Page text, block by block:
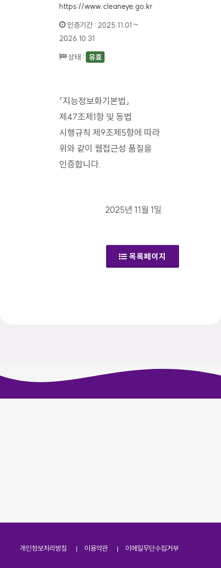
https://www.cleaneye.go.kr
인증기간 : 2025.11.01 ~
2026.10.31
상태 : 유효
「지능정보화기본법」
제47조제1항 및 동법
시행규칙 제9조제5항에 따라
위와 같이 웹접근성 품질을
인증합니다.
2025년 11월 1일
목록페이지
개인정보처리방침 이용약관 이메일무단수집거부